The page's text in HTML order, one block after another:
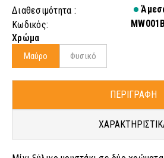
Διαθεσιμότητα :
Κωδικός:
MW001B
Χρώμα
Μαύρο Φυσικό
ΠΕΡΙΓΡΑΦΗ